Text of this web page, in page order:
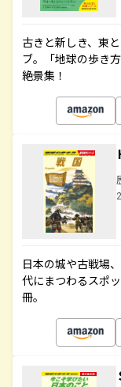
古きと新しき、東
ブ。「地球の歩き
絶景集！
日本の城や古戦場
代にまつわるスポ
冊。